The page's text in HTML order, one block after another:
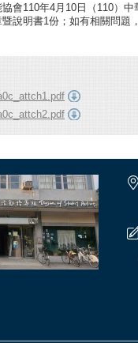
會110年4月10日（110）中
說明書1份；如有相關問題